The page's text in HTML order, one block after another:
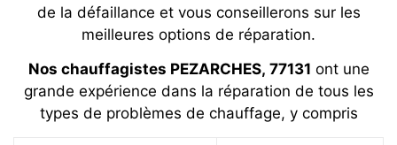
de la défaillance et vous conseillerons sur les
meilleures options de réparation.
Nos chauffagistes PEZARCHES, 77131 ont une
grande expérience dans la réparation de tous les
types de problèmes de chauffage, y compris